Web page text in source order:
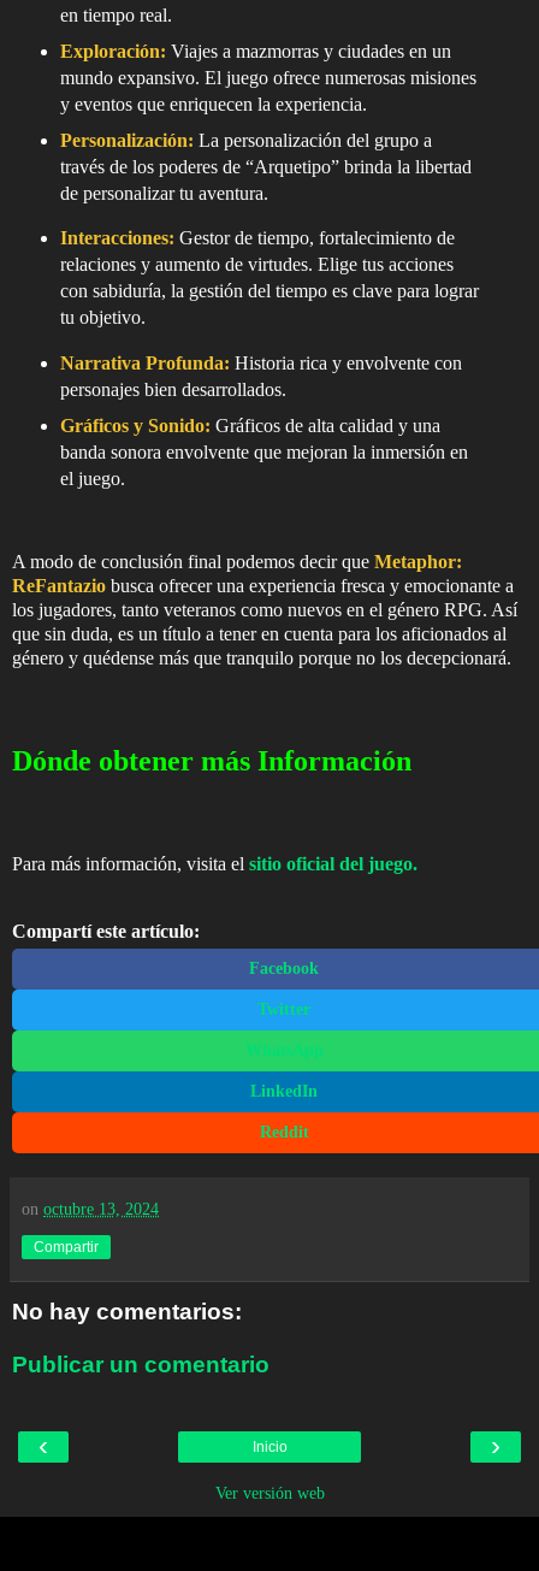
en tiempo real.
Exploración: Viajes a mazmorras y ciudades en un
mundo expansivo. El juego ofrece numerosas misiones
y eventos que enriquecen la experiencia.
Personalización: La personalización del grupo a
través de los poderes de “Arquetipo” brinda la libertad
de personalizar tu aventura.
Interacciones: Gestor de tiempo, fortalecimiento de
relaciones y aumento de virtudes. Elige tus acciones
con sabiduría, la gestión del tiempo es clave para lograr
tu objetivo.
Narrativa Profunda: Historia rica y envolvente con
personajes bien desarrollados.
Gráficos y Sonido: Gráficos de alta calidad y una
banda sonora envolvente que mejoran la inmersión en
el juego.
A modo de conclusión final podemos decir que Metaphor:
ReFantazio busca ofrecer una experiencia fresca y emocionante a
los jugadores, tanto veteranos como nuevos en el género RPG. Así
que sin duda, es un título a tener en cuenta para los aficionados al
género y quédense más que tranquilo porque no los decepcionará.
Dónde obtener más Información
Para más información, visita el sitio oficial del juego.
Compartí este artículo:
Facebook
Twitter
WhatsApp
LinkedIn
Reddit
on octubre 13, 2024
Compartir
No hay comentarios:
Publicar un comentario
‹ ›
Inicio
Ver versión web